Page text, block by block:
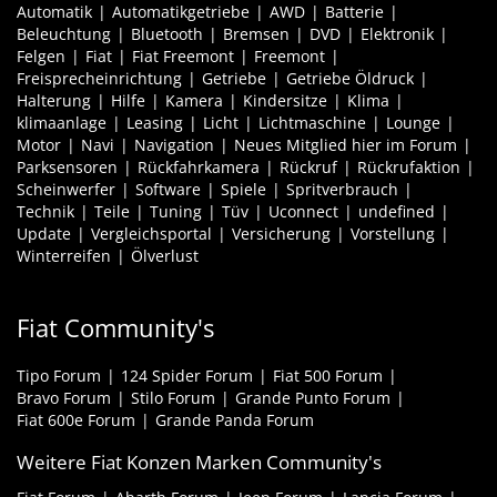
Automatik Automatikgetriebe AWD
Batterie
Beleuchtung
Bluetooth Bremsen DVD
Elektronik
Felgen
Fiat Fiat Freemont
Freemont
Freisprecheinrichtung
Getriebe
Getriebe Öldruck
Halterung
Hilfe Kamera Kindersitze
Klima
klimaanlage
Leasing Licht Lichtmaschine
Lounge
Motor
Navi Navigation
Neues Mitglied hier im Forum
Parksensoren
Rückfahrkamera Rückruf
Rückrufaktion
Scheinwerfer
Software Spiele
Spritverbrauch
Technik
Teile Tuning Tüv Uconnect
undefined
Update
Vergleichsportal Versicherung
Vorstellung
Winterreifen
Ölverlust
Fiat Community's
Tipo Forum 124 Spider Forum
Fiat 500 Forum
Bravo Forum
Stilo Forum
Grande Punto Forum
Fiat 600e Forum
Grande Panda Forum
Weitere Fiat Konzen Marken Community's